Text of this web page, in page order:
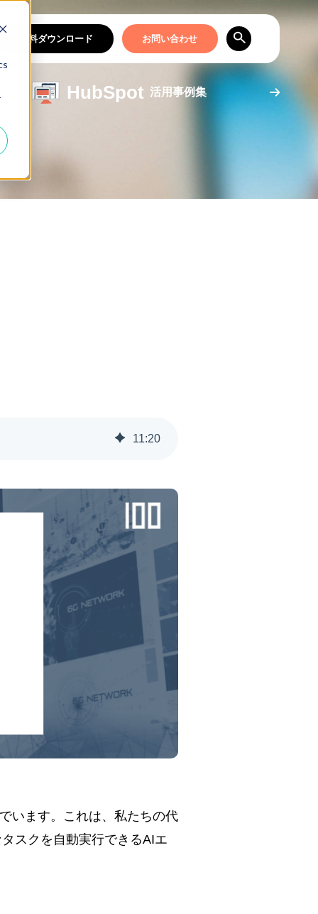
資料ダウンロード お問い合わせ
HubSpot 活用事例集
11:20
います。これは、私たちの代
スクを自動実行できるAIエ